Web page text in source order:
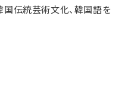
伝統芸術文化、韓国語を